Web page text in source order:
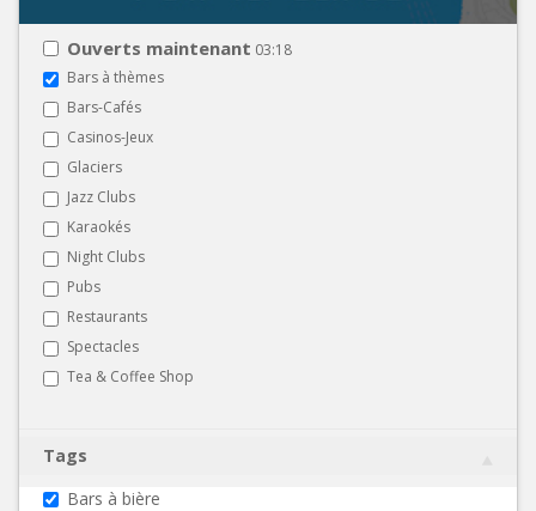
Ouverts maintenant 03:18
Bars à thèmes
Bars-Cafés
Casinos-Jeux
Glaciers
Jazz Clubs
Karaokés
Night Clubs
Pubs
Restaurants
Spectacles
Tea & Coffee Shop
Tags
Bars à bière